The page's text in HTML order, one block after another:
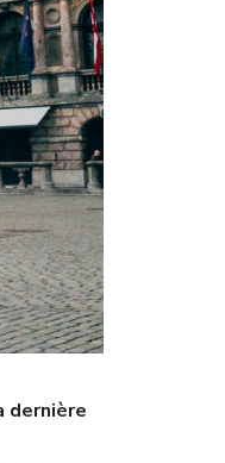
dernière